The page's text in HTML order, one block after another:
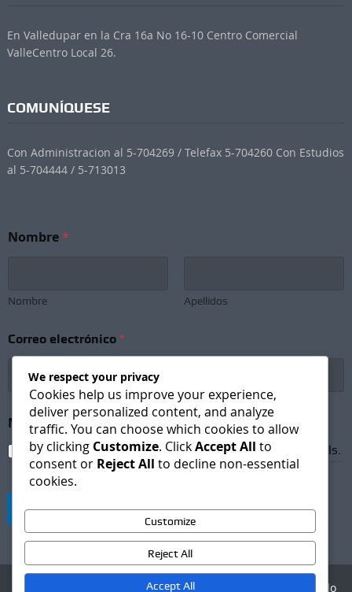
En Valledupar en la Cra 16a No 16-10 Centro Comercial
ValleCentro Local 26.
COMUNÍQUESE
Con Administracion al 5-704269 / Telefax 5-704260 Con Estudios
al 5-704444 / 5-713013
e
e
e
r
o
r
e
Nombre*
Nombre Apellidos
Correo electrónico *
Newsletter Subscription*
I agree to receive newsletters and promotional emails.
Suscribirse
Agencia Digital - Desarrollo
We respect your privacy
Cookies help us improve your experience,
deliver personalized content, and analyze
traffic. You can choose which cookies to allow
by clicking Customize. ClickAccept All to
consent or Reject All to decline non-essential
cookies.
Customize
Reject All
Accept All